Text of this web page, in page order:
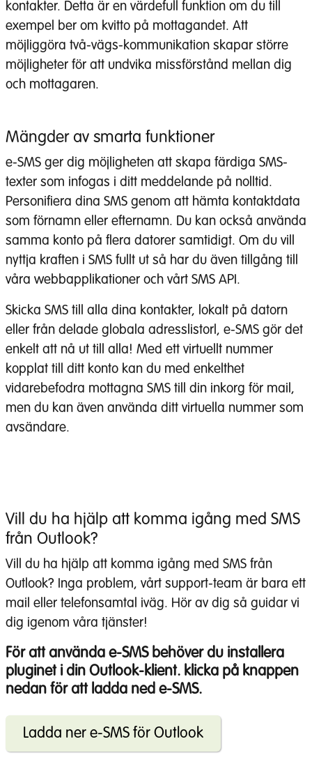
kontakter. Detta är en värdefull funktion om du till
exempel ber om kvitto på mottagandet. Att
möjliggöra två-vägs-kommunikation skapar större
möjligheter för att undvika missförstånd mellan dig
och mottagaren.
Mängder av smarta funktioner
e-SMS ger dig möjligheten att skapa färdiga SMS-
texter som infogas i ditt meddelande på nolltid.
Personifiera dina SMS genom att hämta kontaktdata
som förnamn eller efternamn. Du kan också använda
samma konto på flera datorer samtidigt. Om du vill
nyttja kraften i SMS fullt ut så har du även tillgång till
våra webbapplikationer och vårt SMS API.
Skicka SMS till alla dina kontakter, lokalt på datorn
eller från delade globala adresslistorl, e-SMS gör det
enkelt att nå ut till alla! Med ett virtuellt nummer
kopplat till ditt konto kan du med enkelthet
vidarebefodra mottagna SMS till din inkorg för mail,
men du kan även använda ditt virtuella nummer som
avsändare.
Vill du ha hjälp att komma igång med SMS
från Outlook?
Vill du ha hjälp att komma igång med SMS från
Outlook? Inga problem, vårt support-team är bara ett
mail eller telefonsamtal iväg. Hör av dig så guidar vi
dig igenom våra tjänster!
För att använda e-SMS behöver du installera
pluginet i din Outlook-klient. klicka på knappen
nedan för att ladda ned e-SMS.
Ladda ner e-SMS för Outlook